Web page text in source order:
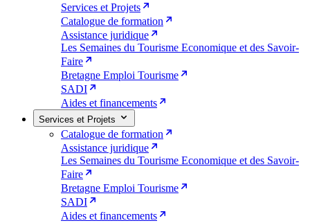
Services et Projets
Catalogue de formation
Assistance juridique
Les Semaines du Tourisme Economique et des Savoir-
Faire
Bretagne Emploi Tourisme
SADI
Aides et financements
Services et Projets
Catalogue de formation
Assistance juridique
Les Semaines du Tourisme Economique et des Savoir-
Faire
Bretagne Emploi Tourisme
SADI
Aides et financements